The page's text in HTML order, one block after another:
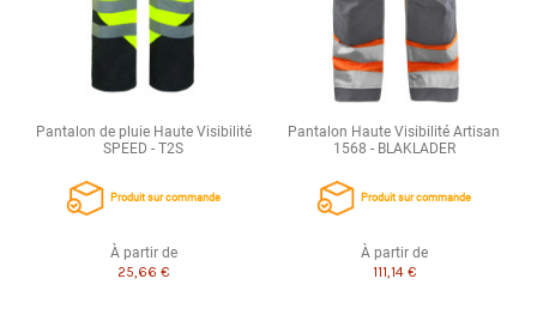
Pantalon de pluie Haute Visibilité
SPEED - T2S
Produit sur commande
À partir de
25,66 €
Pantalon Haute Visibilité Artisan
1568 - BLAKLADER
Produit sur commande
À partir de
111,14 €